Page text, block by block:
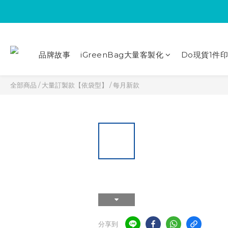
品牌故事 iGreenBag大量客製化 Do現貨1件
全部商品 /大量訂製款【依袋型】 /每月新款
分享到